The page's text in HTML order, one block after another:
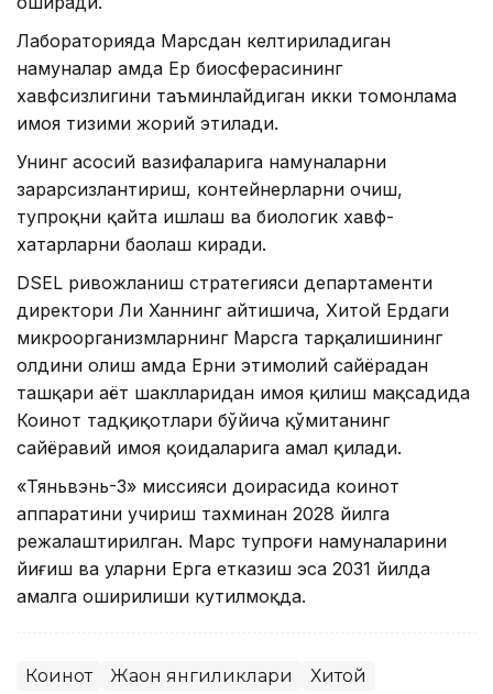
Лабораторияда Марсдан келтириладиган
намуналар ҳамда Ер биосферасининг
хавфсизлигини таъминлайдиган икки томонлама
ҳимоя тизими жорий этилади.
Унинг асосий вазифаларига намуналарни
зарарсизлантириш, контейнерларни очиш,
тупроқни қайта ишлаш ва биологик хавф-
хатарларни баҳолаш киради.
DSEL ривожланиш стратегияси департаменти
директори Ли Ханнинг айтишича, Хитой Ердаги
микроорганизмларнинг Марсга тарқалишининг
олдини олиш ҳамда Ерни эҳтимолий сайёрадан
ташқари ҳаёт шаклларидан ҳимоя қилиш мақсадида
Коинот тадқиқотлари бўйича қўмитанинг
сайёравий ҳимоя қоидаларига амал қилади.
«Тяньвэнь-3» миссияси доирасида коинот
аппаратини учириш тахминан 2028 йилга
режалаштирилган. Марс тупроғи намуналарини
йиғиш ва уларни Ерга етказиш эса 2031 йилда
амалга оширилиши кутилмоқда.
Коинот Жаҳон янгиликлари Хитой